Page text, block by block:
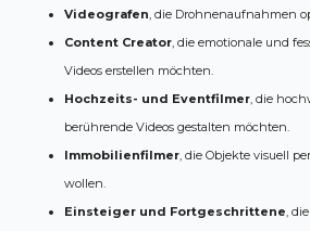
Videografen, die Drohnenaufnahmen
Content Creator, die emotionale und
Videos erstellen möchten.
Hochzeits- und Eventfilmer, die
berührende Videos gestalten möchten.
Immobilienfilmer, die Objekte visuell
wollen.
Einsteiger und Fortgeschrittene,